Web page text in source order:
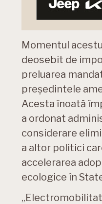
Momentul
deosebit de
preluarea
președintele
Acesta înoată
a ordonat
considerare
a altor politici
accelerarea
ecologice în